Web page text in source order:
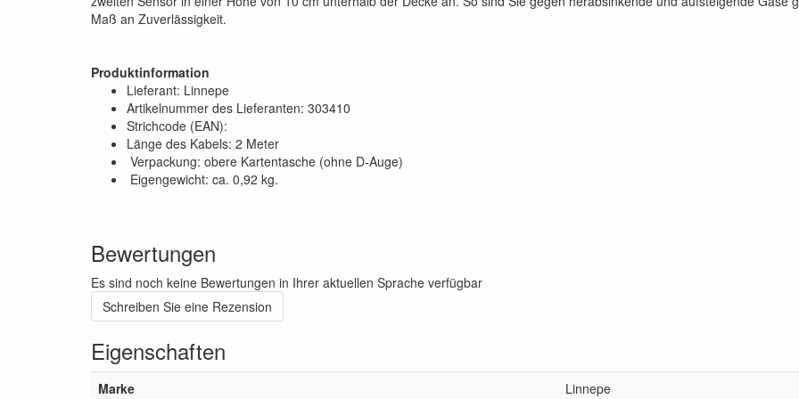
Maß an Zuverlässigkeit.
Produktinformation
Lieferant: Linnepe
Artikelnummer des Lieferanten: 303410
Strichcode (EAN):
Länge des Kabels: 2 Meter
Verpackung: obere Kartentasche (ohne D-Auge)
Eigengewicht: ca. 0,92 kg.
Bewertungen
Es sind noch keine Bewertungen in Ihrer aktuellen Sprache verfügbar
Schreiben Sie eine Rezension
Eigenschaften
Marke Linnepe